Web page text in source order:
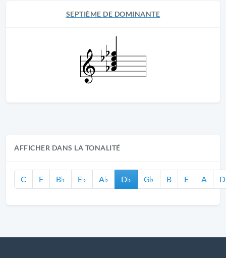
SEPTIÈME DE DOMINANTE
AFFICHER DANS LA TONALITÉ
C F B♭ E♭ A♭ D♭ G♭ B E A D